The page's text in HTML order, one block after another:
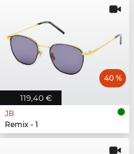
119,40 €
40 %
JB
Remix - 1